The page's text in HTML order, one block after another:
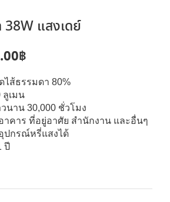
38W แสงเดย์
฿.
฿
price
155.00฿.
ส้ธรรมดา 80%
ลูเมน
นาน 30,000 ชั่วโมง
าคาร ที่อยู่อาศัย สำนักงาน และอื่นๆ
ปกรณ์หรี่แสงได้
ปี